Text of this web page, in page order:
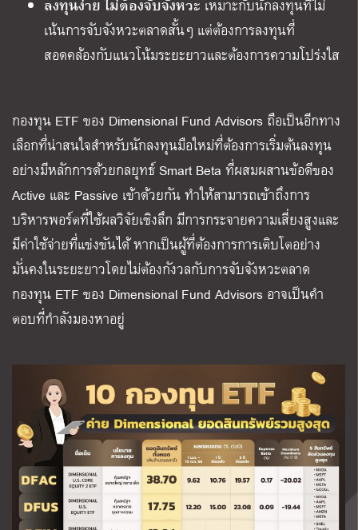
ลงทุนง่าย ไม่ต้องจับจังหวะ เหมาะกับนักลงทุนที่ไม่
เน้นการจับจังหวะตลาดสั้นๆ แต่ต้องการลงทุนที่
สอดคล้องกับแนวโน้มระยะยาวและต้องการความโปร่งใส
กองทุน ETF ของ Dimensional Fund Advisors ถือเป็นอีกทาง
เลือกที่น่าสนใจสำหรับนักลงทุนมือใหม่ที่ต้องการเริ่มต้นลงทุน
อย่างมีหลักการด้วยกลยุทธ์Smart Beta ที่ผสมผสานข้อดีของ
Active และ Passive เข้าด้วยกัน ทำให้สามารถเข้าถึงการ
บริหารพอร์ตที่ใช้ผลวิจัยเชิงลึก มีการกระจายความเสี่ยงสูงและ
มีค่าใช้จ่ายที่แข่งขันได้หากเป็นผู้ที่ต้องการการเติบโตอย่าง
มั่นคงในระยะยาวโดยไม่ต้องกังวลกับการจับจังหวะตลาด
กองทุน ETF ของ Dimensional Fund Advisors อาจเป็นคำ
ตอบที่กำลังมองหาอยู่